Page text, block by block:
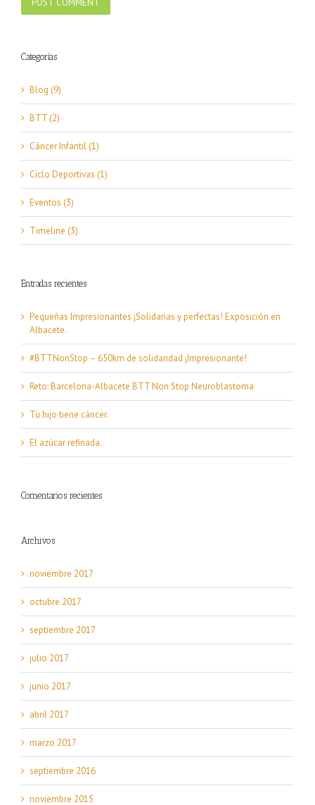
Categorías
Blog (9)
BTT (2)
Cáncer Infantil (1)
Ciclo Deportivas (1)
Eventos (3)
Timeline (3)
Entradas recientes
Pequeñas Impresionantes ¡Solidarias y perfectas! Exposición en
Albacete.
#BTTNonStop – 650km de solidaridad ¡Impresionante!
Reto: Barcelona-Albacete BTT Non Stop Neuroblastoma
Tu hijo tiene cáncer.
El azúcar refinada.
Comentarios recientes
Archivos
noviembre 2017
octubre 2017
septiembre 2017
julio 2017
junio 2017
abril 2017
marzo 2017
septiembre 2016
noviembre 2015